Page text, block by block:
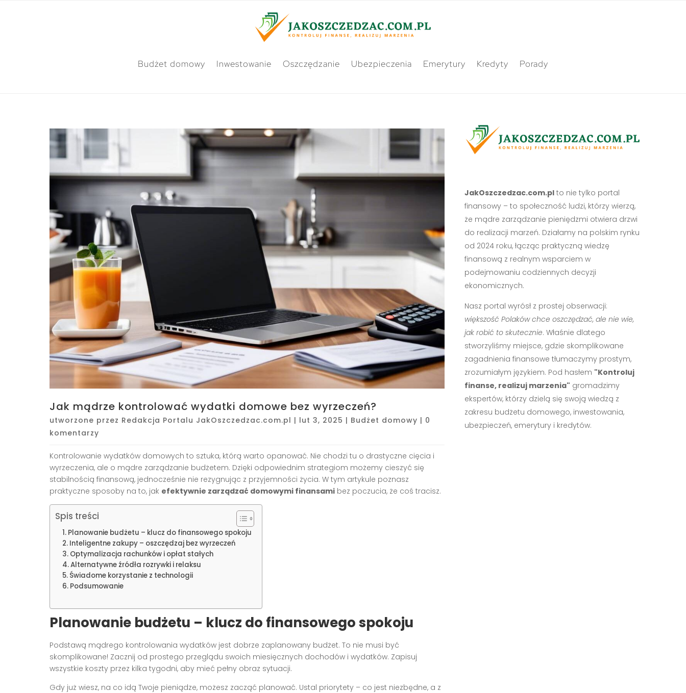
Budżet domowy Inwestowanie Oszczędzanie Ubezpieczenia Emerytury Kredyty Porady
Jak mądrze kontrolować wydatki domowe bez wyrzeczeń?
utworzone przez Redakcja Portalu JakOszczedzac.com.pl | lut 3, 2025 | Budżet domowy | 0
komentarzy
Kontrolowanie wydatków domowych to sztuka, którą warto opanować. Nie chodzi tu o drastyczne cięcia i
wyrzeczenia, ale o mądre zarządzanie budżetem. Dzięki odpowiednim strategiom możemy cieszyć się
stabilnością finansową, jednocześnie nie rezygnując z przyjemności życia. W tym artykule poznasz
praktyczne sposoby na to, jak efektywnie zarządzać domowymi finansami bez poczucia, że coś tracisz.
Spis treści
Planowanie budżetu – klucz do finansowego spokoju
Inteligentne zakupy – oszczędzaj bez wyrzeczeń
Optymalizacja rachunków i opłat stałych
Alternatywne źródła rozrywki i relaksu
Świadome korzystanie z technologii
Podsumowanie
Planowanie budżetu – klucz do finansowego spokoju
Podstawą mądrego kontrolowania wydatków jest dobrze zaplanowany budżet. To nie musi być
skomplikowane! Zacznij od prostego przeglądu swoich miesięcznych dochodów i wydatków. Zapisuj
wszystkie koszty przez kilka tygodni, aby mieć pełny obraz sytuacji.
Gdy już wiesz, na co idą Twoje pieniądze, możesz zacząć planować. Ustal priorytety – co jest niezbędne, a z
JakOszczedzac.com.plto nie tylko portal
finansowy – to społeczność ludzi, którzy wierzą,
że mądre zarządzanie pieniędzmi otwiera drzwi
do realizacji marzeń. Działamy na polskim rynku
od 2024 roku, łącząc praktyczną wiedzę
finansową z realnym wsparciem w
podejmowaniu codziennych decyzji
ekonomicznych.
Nasz portal wyrósł z prostej obserwacji:
większość Polaków chce oszczędzać, ale nie wie,
jak robić to skutecznie. Właśnie dlatego
stworzyliśmy miejsce, gdzie skomplikowane
zagadnienia finansowe tłumaczymy prostym,
zrozumiałym językiem. Pod hasłem "Kontroluj
finanse, realizuj marzenia" gromadzimy
ekspertów, którzy dzielą się swoją wiedzą z
zakresu budżetu domowego, inwestowania,
ubezpieczeń, emerytury i kredytów.